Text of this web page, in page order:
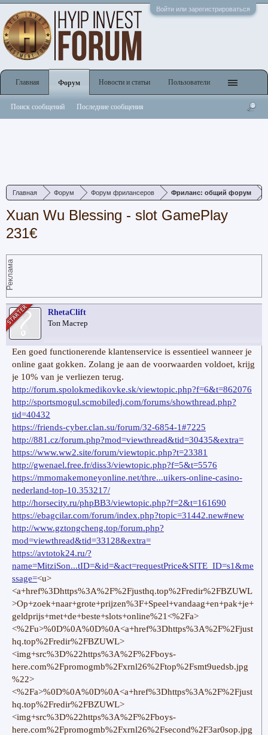
Войти или зарегистрироваться
Главная Форум Форум фрилансеров Фриланс: общий форум
Xuan Wu Blessing - slot GamePlay
231€
Реклама
RhetaClift
Топ Мастер
Een goed functionerende klantenservice is essentieel wanneer je
online gaat gokken. Zolang je aan de voorwaarden voldoet, krijg
je 10% van je verliezen terug.
http://forum.spolokmedikovke.sk/viewtopic.php?f=6&t=862076
http://sportsmogul.scmobiledj.com/forums/showthread.php?
tid=40432
https://friends-cyber.clan.su/forum/32-6854-1#7225
http://881.cz/forum.php?mod=viewthread&tid=30435&extra=
https://www.ww2.site/forum/viewtopic.php?t=23381
http://gwenael.free.fr/diss3/viewtopic.php?f=5&t=5576
https://mmomakemoneyonline.net/thre...uikers-online-casino-
nederland-top-10.353217/
http://horsecity.ru/phpBB3/viewtopic.php?f=2&t=161690
https://ebagcilar.com/forum/index.php?topic=31442.new#new
http://www.gztongcheng.top/forum.php?
mod=viewthread&tid=33128&extra=
https://avtotok24.ru/?
name=MitziSon...tID=&id=&act=requestPrice&SITE_ID=s1&me
ssage=<u>
<a+href%3Dhttps%3A%2F%2Fjusthq.top%2Fredir%2FBZUWL
>Op+zoek+naar+grote+prijzen%3F+Speel+vandaag+en+pak+je+
geldprijs+met+de+beste+slots+online%21<%2Fa>
<%2Fu>%0D%0A%0D%0A<a+href%3Dhttps%3A%2F%2Fjust
hq.top%2Fredir%2FBZUWL>
<img+src%3D%22https%3A%2F%2Fboys-
here.com%2Fpromogmb%2Fxrnl26%2Ftop%2Fsmt9uedsb.jpg
%22>
<%2Fa>%0D%0A%0D%0A<a+href%3Dhttps%3A%2F%2Fjust
hq.top%2Fredir%2FBZUWL>
<img+src%3D%22https%3A%2F%2Fboys-
here.com%2Fpromogmb%2Fxrnl26%2Fsecond%2F3ar0sop.jpg
Главная Форум
Поиск сообщений Последние сообщения
Новости и статьи Пользователи